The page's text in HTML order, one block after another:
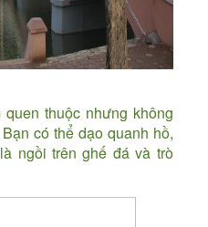
thuộc nhưng không
có thể dạo quanh hồ,
ngồi trên ghế đá và trò